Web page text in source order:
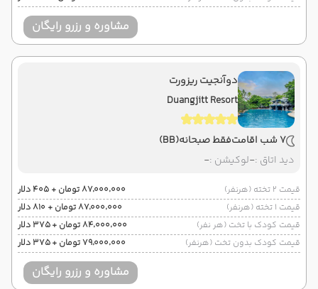
مشاوره و رزرو رایگان
دوآنجیت ریزورت
Duangjitt Resort
7 شب اقامت فقط صبحانه(BB)
دید اتاق :-لوکیشن :-
قیمت 2 تخته (هرنفر)
۸۷٬۰۰۰٬۰۰۰ تومان + ۴۰۵ دلار
قیمت 1 تخته (هرنفر)
۸۷٬۰۰۰٬۰۰۰ تومان + ۸۱۰ دلار
قیمت کودک با تخت (هر نفر)
۸۴٬۰۰۰٬۰۰۰ تومان + ۳۷۵ دلار
قیمت کودک بدون تخت (هرنفر)
۷۹٬۰۰۰٬۰۰۰ تومان + ۳۷۵ دلار
مشاوره و رزرو رایگان